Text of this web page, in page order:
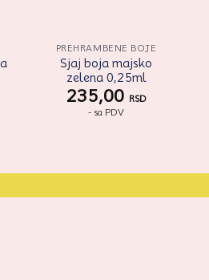
PREHRAMBENE BOJE
Sjaj boja majsko
zelena 0,25ml
235,00 RSD
- sa PDV